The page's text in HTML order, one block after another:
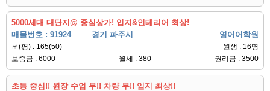
5000세대 대단지@ 중심상가! 입지&인테리어 최상!
매물번호 : 91924
경기 파주시 영어어학원
㎡(평) : 165(50)
원생 : 16명
보증금 : 6000
월세 : 380 권리금 : 3500
초등 중심!! 원장 수업 무!! 차량 무!! 입지 최상!!